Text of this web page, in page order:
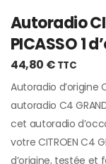
Autoradio
PICASSO 1
44,80 € TTC
Autoradio d’origine
autoradio C4
cet autoradio
votre CITROEN C4
d’origine, testée et